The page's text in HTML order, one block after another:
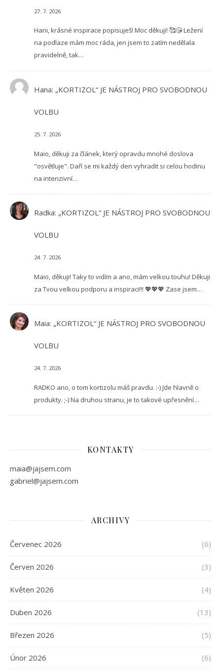
27. 7. 2026
Hani, krásné inspirace popisuješ! Moc děkuji! 🥰😘 Ležení
na podlaze mám moc ráda, jen jsem to zatím nedělala
pravidelně, tak…
Hana: „KORTIZOL“ JE NÁSTROJ PRO SVOBODNOU
VOLBU
25. 7. 2026
Maio, děkuji za článek, který opravdu mnohé doslova
"osvětluje". Daří se mi každý den vyhradit si celou hodinu
na intenzivní…
Radka: „KORTIZOL“ JE NÁSTROJ PRO SVOBODNOU
VOLBU
24. 7. 2026
Maio, děkuji! Taky to vidím a ano, mám velkou touhu! Děkuji
za Tvou velkou podporu a inspiraci!!! 💖💖💖 Zase jsem…
Maia: „KORTIZOL“ JE NÁSTROJ PRO SVOBODNOU
VOLBU
24. 7. 2026
RADKO ano, o tom kortizolu máš pravdu. :-) Jde hlavně o
produkty. ;-) Na druhou stranu, je to takové upřesnění…
KONTAKTY
maia@jajsem.com
gabriel@jajsem.com
ARCHIVY
Červenec 2026 (6)
Červen 2026 (3)
Květen 2026 (4)
Duben 2026 (13)
Březen 2026 (5)
Únor 2026 (6)